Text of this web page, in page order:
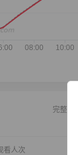
完整榜单
看人次